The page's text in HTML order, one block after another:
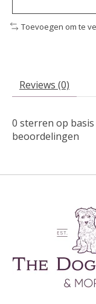
Toevoegen om te
Reviews (0)
0 sterren op basis
beoordelingen